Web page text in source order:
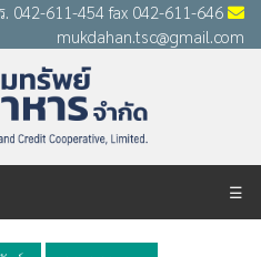
ร. 042-611-454 fax 042-611-646
mukdahan.tsc@gmail.com
☰